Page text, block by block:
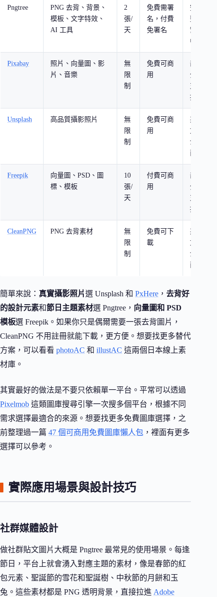
Pngtree
PNG 去背、背景、
模板、文字特效、
AI 工具
2
張/
天
免費需署
名，付費
免署名
完
整
繁
中
Pixabay
照片、向量圖、影
片、音樂
無
限
制
免費可商
用
部
分
支
援
Unsplash 高品質攝影照片
無
限
制
免費可商
用
英
文
介
面
Freepik
向量圖、PSD、圖
標、模板
10
張/
天
付費可商
用
部
分
支
援
CleanPNG PNG 去背素材
無
限
制
免費可下
載
英
文
介
面
簡單來說： 真實攝影照片選 Unsplash 和 PxHere ， 去背好
的設計元素和節日主題素材選 Pngtree， 向量圖和 PSD
模板選 Freepik。如果你只是偶爾需要一張去背圖片，
CleanPNG 不用註冊就能下載，更方便。想要找更多替代
方案，可以看看 photoAC 和 illustAC 這兩個日本線上素
材庫。
其實最好的做法是不要只依賴單一平台。平常可以透過
Pixelmob 這類圖庫搜尋引擎一次搜多個平台，根據不同
需求選擇最適合的來源。想要找更多免費圖庫選擇，之
前整理過一篇 47 個可商用免費圖庫懶人包 ，裡面有更多
選擇可以參考。
實際應用場景與設計技巧
社群媒體設計
做社群貼文圖片大概是 Pngtree 最常見的使用場景。每逢
節日，平台上就會湧入對應主題的素材，像是春節的紅
包元素、聖誕節的雪花和聖誕樹、中秋節的月餅和玉
兔。這些素材都是 PNG 透明背景，直接拉進 Adobe